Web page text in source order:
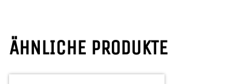
ÄHNLICHE PRODUKTE